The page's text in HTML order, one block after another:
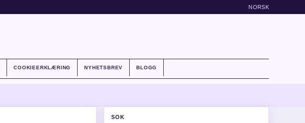
NORSK
COOKIEERKLÆRING NYHETSBREV BLOGG
SOK